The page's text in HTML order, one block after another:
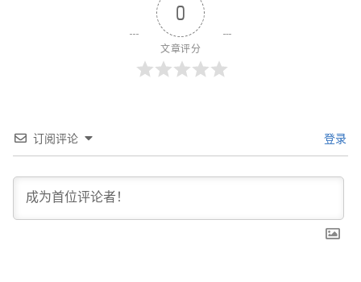
0
文章评分
订阅评论 登录